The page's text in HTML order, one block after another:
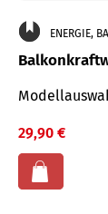
ENERGIE,
29,90 €